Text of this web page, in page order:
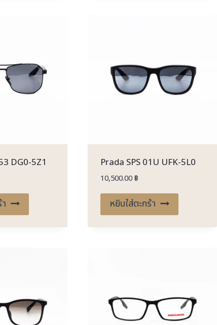
DG0-5Z1 Prada SPS 01U UFK-5L0
10,500.00฿
หยิบใส่ตะกร้า